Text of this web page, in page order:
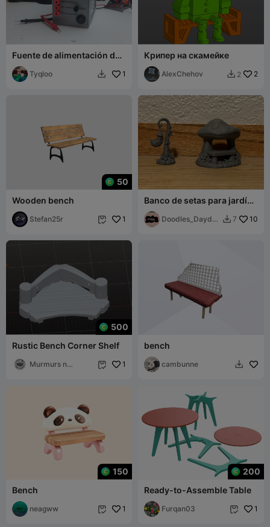
Fuente de alimentación de
banco - ATX
Tyqloo  1
Крипер на скамейке
AlexChehov  2 2
50
Wooden bench
Stefan25r  1
Banco de setas para jardín
de hadas
Doodles_Daydre
 7 10
500
Rustic Bench Corner Shelf
Murmurs n
 1
bench
cambunne 
150
Bench
neagww  1
200
Ready-to-Assemble Table
Furqan03  1